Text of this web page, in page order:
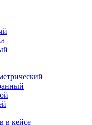
в кейсе